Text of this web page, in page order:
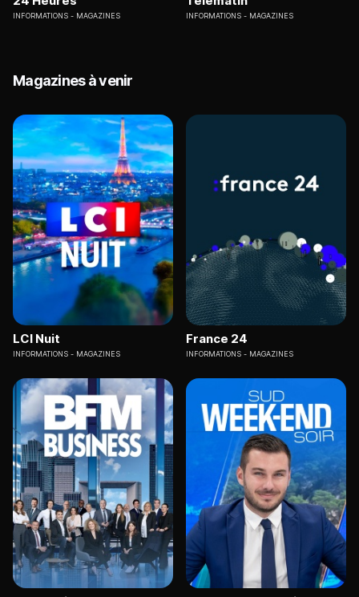
INFORMATIONS MAGAZINES INFORMATIONS MAGAZINES
Magazines à venir
LCI Nuit
INFORMATIONS MAGAZINES
France 24
INFORMATIONS MAGAZINES